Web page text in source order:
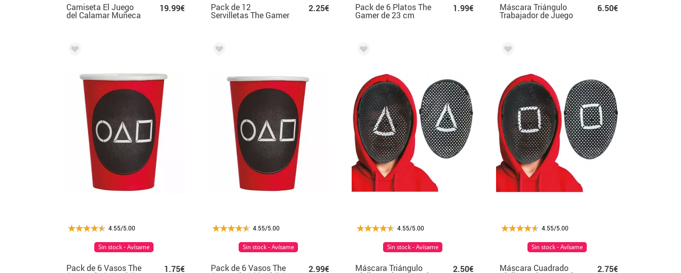
Camiseta El Juego
del Calamar Muñeca
19.99€ Pack de 12
Servilletas The Gamer
2.25€ Pack de 6 Platos The
Gamer de 23 cm
1.99€ Máscara Triángulo
Trabajador de Juego
6.50€
4.55/5.00
Pack de 6 Vasos The 1.75€
Sin stock - Avísame
4.55/5.00
Pack de 6 Vasos The 2.99€
Sin stock - Avísame
4.55/5.00
Máscara Triángulo 2.50€
Sin stock - Avísame
4.55/5.00
Máscara Cuadrado 2.75€
Sin stock - Avísame